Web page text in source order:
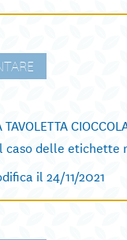
TAVOLETTA
caso delle etichette
il 24/11/2021